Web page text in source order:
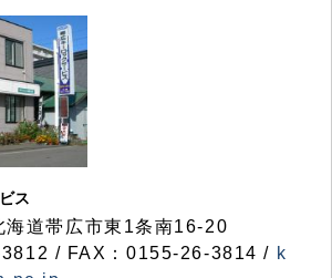
ス
道帯広市東1条南16-20
/ FAX：0155-26-3814 / k